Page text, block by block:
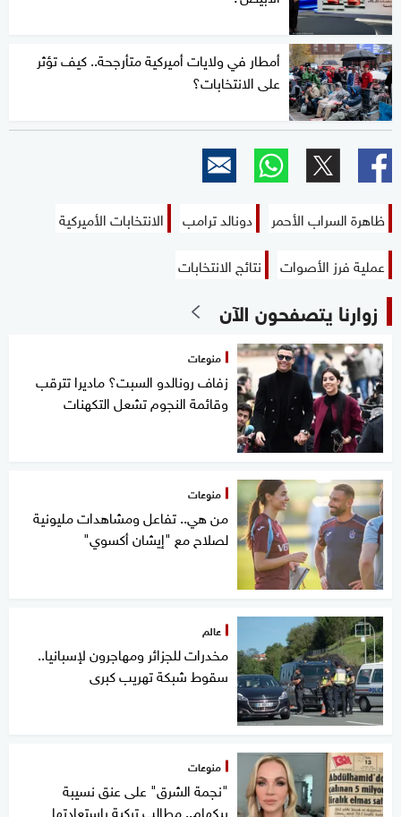
أمطار في ولايات أميركية متأرجحة.. كيف تؤثر
على الانتخابات؟
ظاهرة السراب الأحمر دونالد ترامب
الانتخابات الأميركية
عملية فرز الأصوات
نتائج الانتخابات
زوارنا يتصفحون الآن
منوعات
زفاف رونالدو السبت؟ ماديرا تترقب
وقائمة النجوم تشعل التكهنات
منوعات
من هي.. تفاعل ومشاهدات مليونية
لصلاح مع "إيشان أكسوي"
عالم
مخدرات للجزائر ومهاجرون لإسبانيا..
سقوط شبكة تهريب كبرى
منوعات
"نجمة الشرق" على عنق نسيبة
بيكهام.. مطالب تركية باستعادتها